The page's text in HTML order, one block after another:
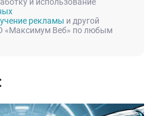
и использование
рекламы и другой
«Максимум Веб» по любым